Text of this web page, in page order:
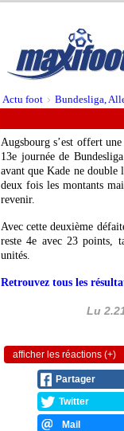
Actu foot > Bundesliga,
Augsbourg s’est offert
13e journée de
avant que Kade ne double
deux fois les montants
revenir.
Avec cette deuxième
reste 4e avec 23 points,
unités.
Retrouvez tous les
Lu
afficher les réactions (+)
Partager
Twitter
Mail